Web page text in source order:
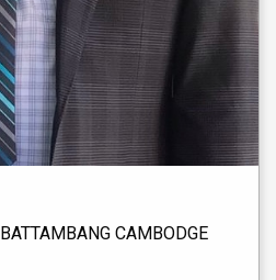
BATTAMBANG CAMBODGE